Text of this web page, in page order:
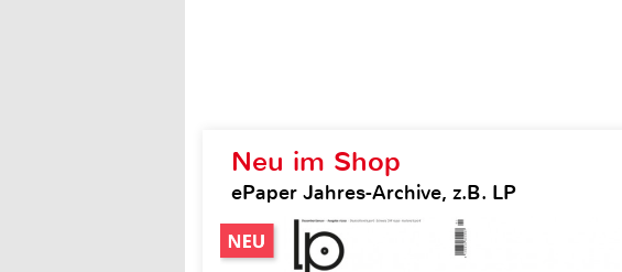
Neu im Shop
ePaper Jahres-Archive, z.B. LP